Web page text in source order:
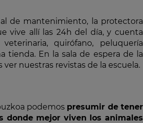
de mantenimiento, la protectora
vive allí las 24h del día, y cuenta
quirófano, peluquería
tienda. En la sala de espera de la
nuestras revistas de la escuela.
podemos presumir de tener
donde mejor viven los animales